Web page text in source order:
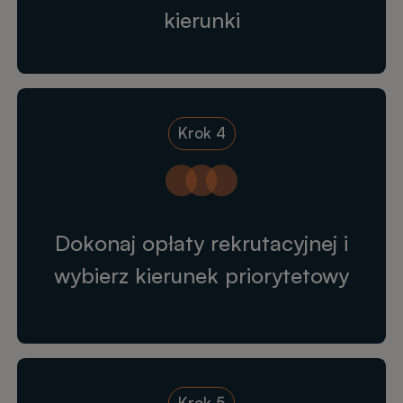
kierunki
Krok 4
Dokonaj opłaty rekrutacyjnej i
wybierz kierunek priorytetowy